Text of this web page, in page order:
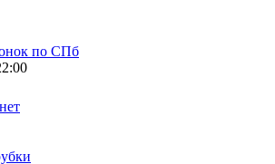
по СПб